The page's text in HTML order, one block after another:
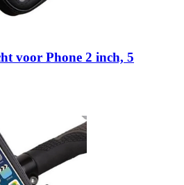
voor Phone 2 inch, 5